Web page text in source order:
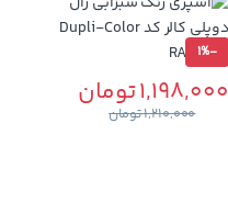
-
1%
1,198,000تومان
1,210,000تومان